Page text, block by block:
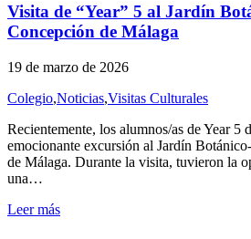
Visita de “Year” 5 al Jardín
Concepción de Málaga
19 de marzo de 2026
Colegio,Noticias,Visitas Culturales
Recientemente, los alumnos/as de Year 5
emocionante excursión al Jardín
de Málaga. Durante la visita, tuvieron la
una…
Leer más